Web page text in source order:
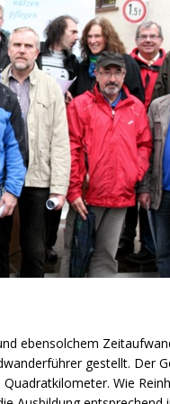
ebensolchem
gestellt. Der
Wie